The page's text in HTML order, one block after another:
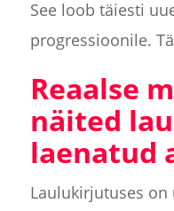
See loob täiesti
progressioonile.
Reaalse
näited
laenatud
Laulukirjutuses